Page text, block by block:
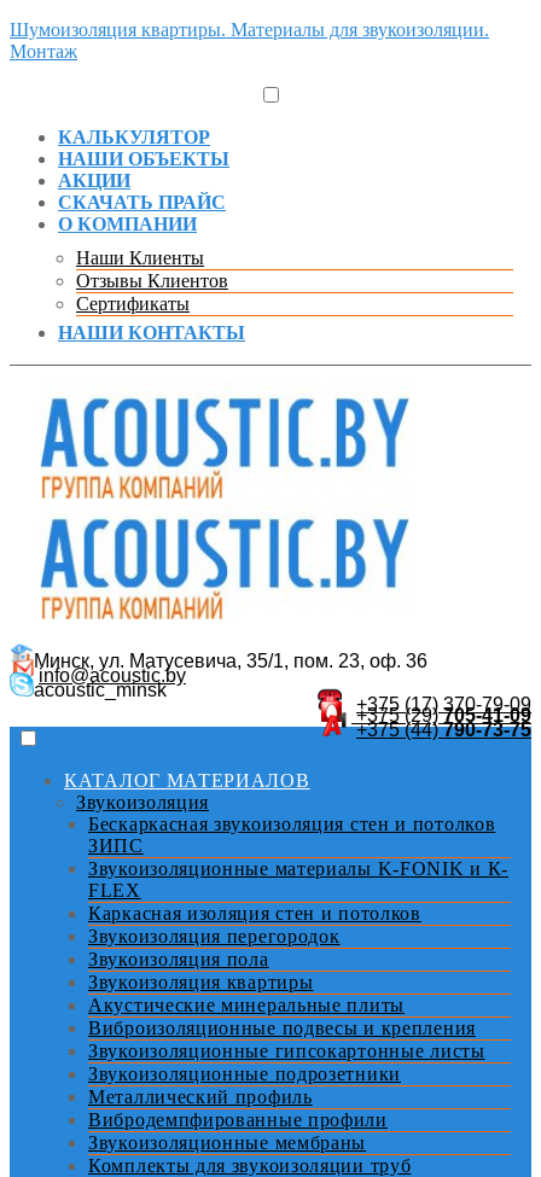
Шумоизоляция квартиры. Материалы для звукоизоляции.
Монтаж
КАЛЬКУЛЯТОР
НАШИ ОБЪЕКТЫ
АКЦИИ
СКАЧАТЬ ПРАЙС
О КОМПАНИИ
Наши Клиенты
Отзывы Клиентов
Сертификаты
НАШИ КОНТАКТЫ
Минск, ул. Матусевича, 35/1, пом. 23, оф. 36
info@acoustic.by
acoustic_minsk
+375 (17) 370-79-09
+375 (29)705-41-09
+375 (44)790-73-75
КАТАЛОГ МАТЕРИАЛОВ
Звукоизоляция
Бескаркасная звукоизоляция стен и потолков
ЗИПС
Звукоизоляционные материалы K-FONIK и К-
FLEX
Каркасная изоляция стен и потолков
Звукоизоляция перегородок
Звукоизоляция пола
Звукоизоляция квартиры
Акустические минеральные плиты
Виброизоляционные подвесы и крепления
Звукоизоляционные гипсокартонные листы
Звукоизоляционные подрозетники
Металлический профиль
Вибродемпфированные профили
Звукоизоляционные мембраны
Комплекты для звукоизоляции труб